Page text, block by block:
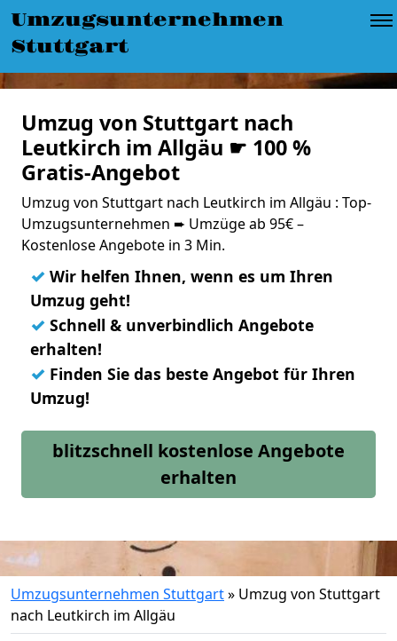
Umzugsunternehmen
Stuttgart
Umzug von Stuttgart nach
Leutkirch im Allgäu ☛ 100 %
Gratis-Angebot
Umzug von Stuttgart nach Leutkirch im Allgäu : Top-
Umzugsunternehmen ➨ Umzüge ab 95€ –
Kostenlose Angebote in 3 Min.
✓ Wir helfen Ihnen, wenn es um Ihren
Umzug geht!
✓ Schnell & unverbindlich Angebote
erhalten!
✓ Finden Sie das beste Angebot für Ihren
Umzug!
blitzschnell kostenlose Angebote
erhalten
Umzugsunternehmen Stuttgart» Umzug von Stuttgart
nach Leutkirch im Allgäu